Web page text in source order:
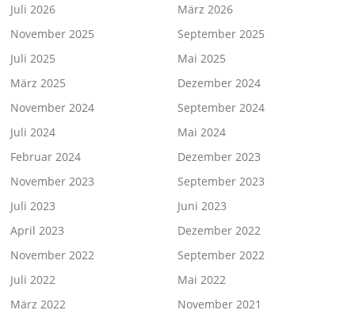
Juli 2026
März 2026
November 2025
September 2025
Juli 2025
Mai 2025
März 2025
Dezember 2024
November 2024
September 2024
Juli 2024
Mai 2024
Februar 2024
Dezember 2023
November 2023
September 2023
Juli 2023
Juni 2023
April 2023
Dezember 2022
November 2022
September 2022
Juli 2022
Mai 2022
März 2022
November 2021